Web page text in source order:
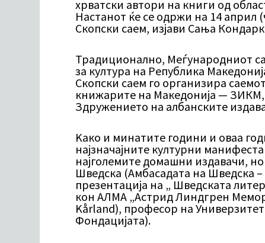
хрватски автори на книги од
Настанот ќе се одржи на 14 април
Скопски саем, изјави Сања
Традиционално, Меѓународниот
за култура на Република
Скопски саем го организира
книжарите на Македонија — ЗИКМ,
Здружението на албанските
Kако и минатите години и оваа
најзначајните културни
најголемите домашни издавачи,
Шведска (Амбасадата на Шведска
презентација на „ Шведската
кон АЛМА „Астрид Линдгрен
Kårland), професор на
Фондацијата).